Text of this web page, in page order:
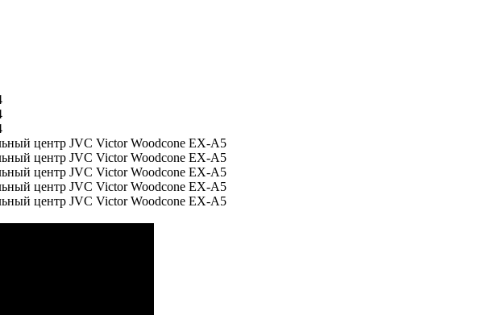
центр JVC Victor Woodcone EX-A5
центр JVC Victor Woodcone EX-A5
центр JVC Victor Woodcone EX-A5
центр JVC Victor Woodcone EX-A5
центр JVC Victor Woodcone EX-A5